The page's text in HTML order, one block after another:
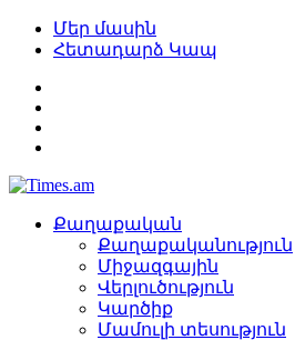
Մեր մասին
Հետադարձ Կապ
Քաղաքական
Քաղաքականություն
Միջազգային
Վերլուծություն
Կարծիք
Մամուլի տեսություն